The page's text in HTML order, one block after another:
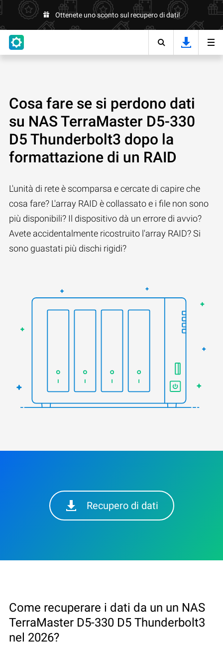
Ottenete uno sconto sul recupero di dati!
Cosa fare se si perdono dati
su NAS TerraMaster D5-330
D5 Thunderbolt3 dopo la
formattazione di un RAID
L'unità di rete è scomparsa e cercate di capire che
cosa fare? L'array RAID è collassato e i file non sono
più disponibili? Il dispositivo dà un errore di avvio?
Avete accidentalmente ricostruito l'array RAID? Si
sono guastati più dischi rigidi?
Recupero di dati
Come recuperare i dati da un un NAS
TerraMaster D5-330 D5 Thunderbolt3
nel 2026?